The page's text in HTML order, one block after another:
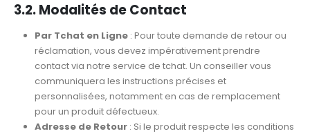
3.2. Modalités de Contact
Par Tchat en Ligne: Pour toute demande de retour ou
réclamation, vous devez impérativement prendre
contact via notre service de tchat. Un conseiller vous
communiquera les instructions précises et
personnalisées, notamment en cas de remplacement
pour un produit défectueux.
Adresse de Retour: Si le produit respecte les conditions